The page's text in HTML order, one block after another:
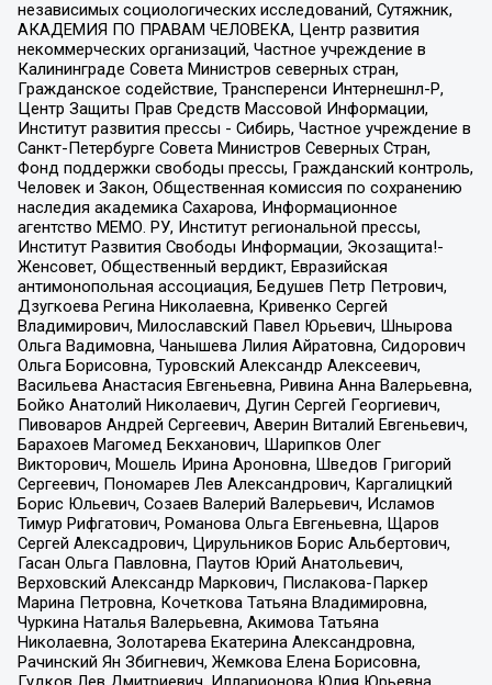
независимых социологических исследований, Сутяжник,
АКАДЕМИЯ ПО ПРАВАМ ЧЕЛОВЕКА, Центр развития
некоммерческих организаций, Частное учреждение в
Калининграде Совета Министров северных стран,
Гражданское содействие, Трансперенси Интернешнл-Р,
Центр Защиты Прав Средств Массовой Информации,
Институт развития прессы - Сибирь, Частное учреждение в
Санкт-Петербурге Совета Министров Северных Стран,
Фонд поддержки свободы прессы, Гражданский контроль,
Человек и Закон, Общественная комиссия по сохранению
наследия академика Сахарова, Информационное
агентство МЕМО. РУ, Институт региональной прессы,
Институт Развития Свободы Информации, Экозащита!-
Женсовет, Общественный вердикт, Евразийская
антимонопольная ассоциация, Бедушев Петр Петрович,
Дзугкоева Регина Николаевна, Кривенко Сергей
Владимирович, Милославский Павел Юрьевич, Шнырова
Ольга Вадимовна, Чанышева Лилия Айратовна, Сидорович
Ольга Борисовна, Туровский Александр Алексеевич,
Васильева Анастасия Евгеньевна, Ривина Анна Валерьевна,
Бойко Анатолий Николаевич, Дугин Сергей Георгиевич,
Пивоваров Андрей Сергеевич, Аверин Виталий Евгеньевич,
Барахоев Магомед Бекханович, Шарипков Олег
Викторович, Мошель Ирина Ароновна, Шведов Григорий
Сергеевич, Пономарев Лев Александрович, Каргалицкий
Борис Юльевич, Созаев Валерий Валерьевич, Исламов
Тимур Рифгатович, Романова Ольга Евгеньевна, Щаров
Сергей Алексадрович, Цирульников Борис Альбертович,
Гасан Ольга Павловна, Паутов Юрий Анатольевич,
Верховский Александр Маркович, Пислакова-Паркер
Марина Петровна, Кочеткова Татьяна Владимировна,
Чуркина Наталья Валерьевна, Акимова Татьяна
Николаевна, Золотарева Екатерина Александровна,
Рачинский Ян Збигневич, Жемкова Елена Борисовна,